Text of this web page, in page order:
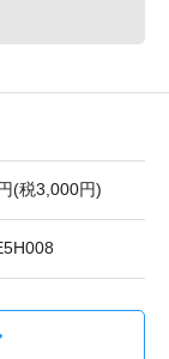
(税3,000円)